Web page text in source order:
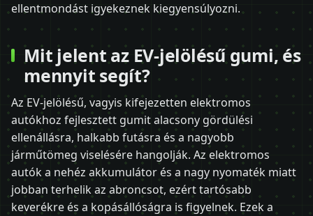
ellentmondást igyekeznek kiegyensúlyozni.
Mit jelent az EV-jelölésű gumi, és
mennyit segít?
Az EV-jelölésű, vagyis kifejezetten elektromos
autókhoz fejlesztett gumit alacsony gördülési
ellenállásra, halkabb futásra és a nagyobb
járműtömeg viselésére hangolják. Az elektromos
autók a nehéz akkumulátor és a nagy nyomaték miatt
jobban terhelik az abroncsot, ezért tartósabb
keverékre és a kopásállóságra is figyelnek. Ezek a